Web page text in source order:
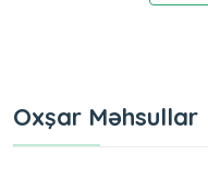
Oxşar Məhsullar